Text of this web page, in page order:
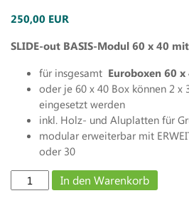
250,00 EUR
SLIDE-out BASIS-Modul 60 x 40
für insgesamt Euroboxen 60 x
oder je 60 x 40 Box können 2 x
eingesetzt werden
inkl. Holz- und Aluplatten für
modular erweiterbar mit
oder 30
Basis-
In den Warenkorb